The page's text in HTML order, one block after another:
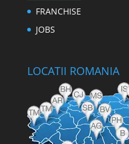
FRANCHISE
JOBS
LOCATII ROMANIA